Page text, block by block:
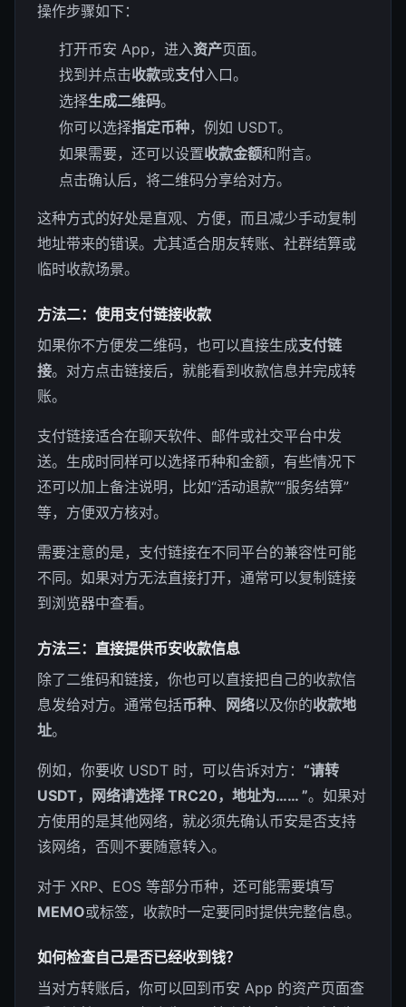
操作步骤如下：
打开币安 App，进入资产页面。
找到并点击收款或支付入口。
选择生成二维码。
你可以选择指定币种，例如 USDT。
如果需要，还可以设置收款金额和附言。
点击确认后，将二维码分享给对方。
这种方式的好处是直观、方便，而且减少手动复制
地址带来的错误。尤其适合朋友转账、社群结算或
临时收款场景。
方法二：使用支付链接收款
如果你不方便发二维码，也可以直接生成支付链
接。对方点击链接后，就能看到收款信息并完成转
账。
支付链接适合在聊天软件、邮件或社交平台中发
送。生成时同样可以选择币种和金额，有些情况下
还可以加上备注说明，比如“活动退款”“服务结算”
等，方便双方核对。
需要注意的是，支付链接在不同平台的兼容性可能
不同。如果对方无法直接打开，通常可以复制链接
到浏览器中查看。
方法三：直接提供币安收款信息
除了二维码和链接，你也可以直接把自己的收款信
息发给对方。通常包括币种、 网络以及你的收款地
址。
例如，你要收 USDT 时，可以告诉对方： “请转
USDT，网络请选择 TRC20，地址为…… ”。如果对
方使用的是其他网络，就必须先确认币安是否支持
该网络，否则不要随意转入。
对于 XRP、EOS 等部分币种，还可能需要填写
MEMO或标签，收款时一定要同时提供完整信息。
如何检查自己是否已经收到钱？
当对方转账后，你可以回到币安 App 的资产页面查